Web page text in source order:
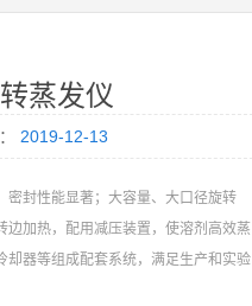
蒸发仪
2019-12-13
密封性能显著；大容量、大口径旋转
加热，配用减压装置，使溶剂高效蒸
却器等组成配套系统，满足生产和实验